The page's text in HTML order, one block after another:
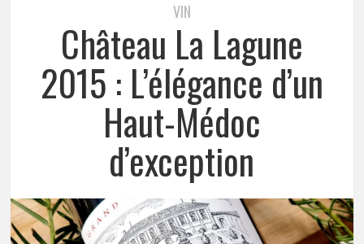
VIN
Château La Lagune
2015 : L’élégance d’un
Haut-Médoc
d’exception